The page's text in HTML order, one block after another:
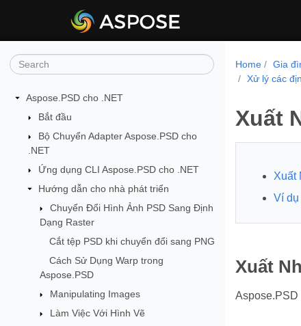
Aspose.PSD cho .NET
Bắt đầu
Bộ Chuyển Adapter Aspose.PSD cho
.NET
Ứng dụng CLI Aspose.PSD cho .NET
Hướng dẫn cho nhà phát triển
Chuyển Đổi Hình Ảnh PSD Sang Định
Dạng Raster
Cắt tệp PSD khi chuyển đổi sang PNG
Cách Sử Dụng Warp trong
Aspose.PSD
Manipulating Images
Làm Việc Với Hình Vẽ
Home Gia
Xử lý các
Xuất
Xuất
Ví dụ
Xuất
Aspose.PSD